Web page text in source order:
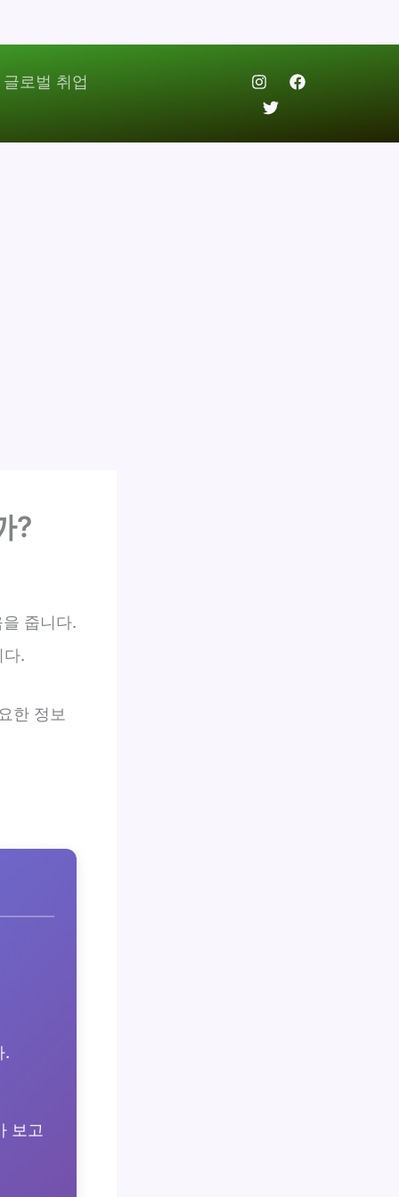
로벌 취업
?
줍니다.
다.
한 정보
.
보고